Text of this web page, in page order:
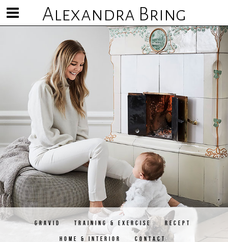
Alexandra Bring
Visa/göm
meny
GRAVID TRAINING & EXERCISE RECEPT
HOME & INTERIOR CONTACT